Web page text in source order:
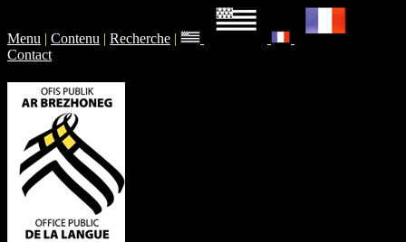
Menu | Contenu | Recherche |
Contact